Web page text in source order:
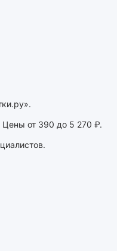
Цены от 390 до 5 270 ₽.